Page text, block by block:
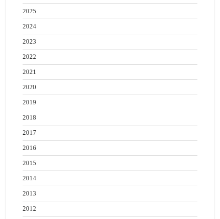
2025
2024
2023
2022
2021
2020
2019
2018
2017
2016
2015
2014
2013
2012